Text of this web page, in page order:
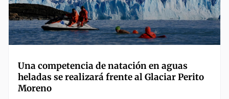
Una competencia de natación en aguas
heladas se realizará frente al Glaciar Perito
Moreno